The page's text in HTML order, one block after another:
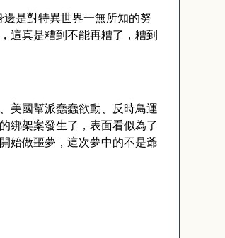
邊是對特異世界一無所知的努
這真是糟到不能再糟了，糟到
美國幫派蠢蠢欲動、反時鳥運
綁架案發生了，表面看似為了
始做噩夢，這次夢中的不是爺